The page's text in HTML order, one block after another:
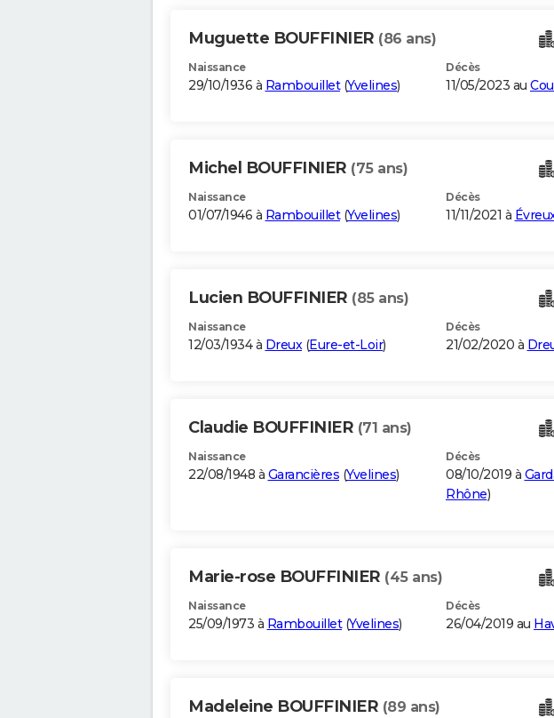
Muguette BOUFFINIER (86 ans)
Naissance
29/10/1936 à Rambouillet(Yvelines)
Décès
11/05/2023 au
Michel BOUFFINIER (75 ans)
Naissance
01/07/1946 à Rambouillet(Yvelines)
Décès
11/11/2021 à
Lucien BOUFFINIER (85 ans)
Naissance
12/03/1934 à Dreux(Eure-et-Loir)
Décès
21/02/2020 à
Claudie BOUFFINIER (71 ans)
Naissance
22/08/1948 à Garancières (Yvelines)
Décès
08/10/2019 à
Rhône)
Marie-rose BOUFFINIER (45 ans)
Naissance
25/09/1973 à Rambouillet(Yvelines)
Décès
26/04/2019 au
Madeleine BOUFFINIER (89 ans)